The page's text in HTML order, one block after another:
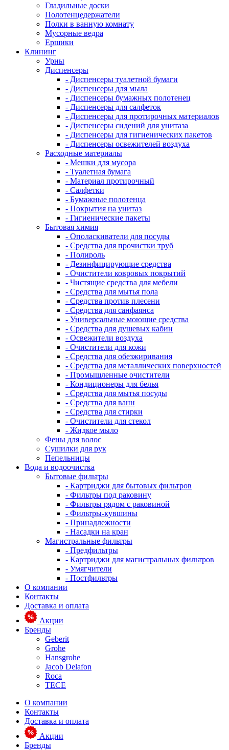
Гладильные доски
Полотенцедержатели
Полки в ванную комнату
Мусорные ведра
Ершики
Клининг
Урны
Диспенсеры
- Диспенсеры туалетной бумаги
- Диспенсеры для мыла
- Диспенсеры бумажных полотенец
- Диспенсеры для салфеток
- Диспенсеры для протирочных материалов
- Диспенсеры сидений для унитаза
- Диспенсеры для гигиенических пакетов
- Диспенсеры освежителей воздуха
Расходные материалы
- Мешки для мусора
- Туалетная бумага
- Материал протирочный
- Салфетки
- Бумажные полотенца
- Покрытия на унитаз
- Гигиенические пакеты
Бытовая химия
- Ополаскиватели для посуды
- Средства для прочистки труб
- Полироль
- Дезинфицирующие средства
- Очистители ковровых покрытий
- Чистящие средства для мебели
- Средства для мытья пола
- Средства против плесени
- Средства для санфаянса
- Универсальные моющие средства
- Средства для душевых кабин
- Освежители воздуха
- Очистители для кожи
- Средства для обезжиривания
- Средства для металлических поверхностей
- Промышленные очистители
- Кондиционеры для белья
- Средства для мытья посуды
- Средства для ванн
- Средства для стирки
- Очистители для стекол
- Жидкое мыло
Фены для волос
Сушилки для рук
Пепельницы
Вода и водоочистка
Бытовые фильтры
- Картриджи для бытовых фильтров
- Фильтры под раковину
- Фильтры рядом с раковиной
- Фильтры-кувшины
- Принадлежности
- Насадки на кран
Магистральные фильтры
- Предфильтры
- Картриджи для магистральных фильтров
- Умягчители
- Постфильтры
О компании
Контакты
Доставка и оплата
Акции
Бренды
Geberit
Grohe
Hansgrohe
Jacob Delafon
Roca
TECE
О компании
Контакты
Доставка и оплата
Акции
Бренды